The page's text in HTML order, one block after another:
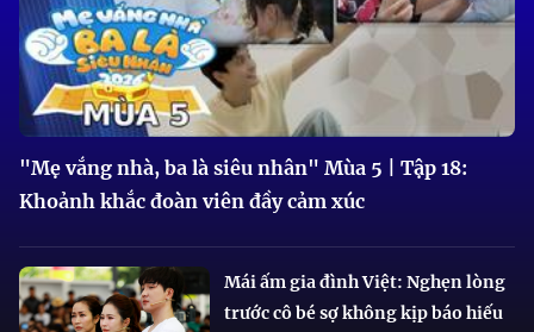
"Mẹ vắng nhà, ba là siêu nhân" Mùa 5 | Tập 18:
Khoảnh khắc đoàn viên đầy cảm xúc
Mái ấm gia đình Việt: Nghẹn lòng
trước cô bé sợ không kịp báo hiếu